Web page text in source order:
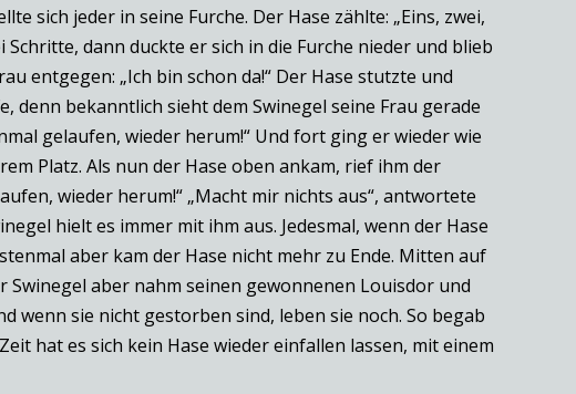
sich jeder in seine Furche. Der Hase zählte: „Eins, zwei,
dann duckte er sich in die Furche nieder und blieb
entgegen: „Ich bin schon da!“ Der Hase stutzte und
denn bekanntlich sieht dem Swinegel seine Frau gerade
gelaufen, wieder herum!“ Und fort ging er wieder wie
Platz. Als nun der Hase oben ankam, rief ihm der
wieder herum!“ „Macht mir nichts aus“, antwortete
hielt es immer mit ihm aus. Jedesmal, wenn der Hase
aber kam der Hase nicht mehr zu Ende. Mitten auf
Swinegel aber nahm seinen gewonnenen Louisdor und
wenn sie nicht gestorben sind, leben sie noch. So begab
hat es sich kein Hase wieder einfallen lassen, mit einem